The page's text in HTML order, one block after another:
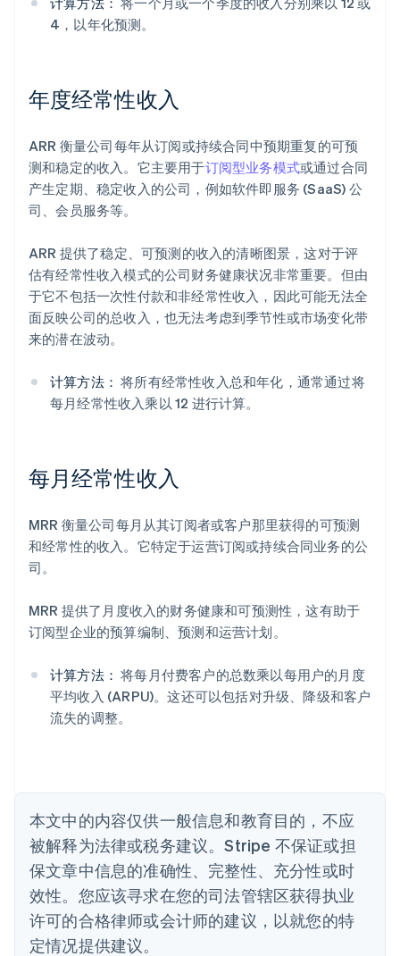
4，以年化预测。
年度经常性收入
ARR 衡量公司每年从订阅或持续合同中预期重复的可预
测和稳定的收入。它主要用于订阅型业务模式或通过合同
产生定期、稳定收入的公司，例如软件即服务 (SaaS) 公
司、会员服务等。
ARR 提供了稳定、可预测的收入的清晰图景，这对于评
估有经常性收入模式的公司财务健康状况非常重要。但由
于它不包括一次性付款和非经常性收入，因此可能无法全
面反映公司的总收入，也无法考虑到季节性或市场变化带
来的潜在波动。
计算方法： 将所有经常性收入总和年化，通常通过将
每月经常性收入乘以 12 进行计算。
每月经常性收入
MRR 衡量公司每月从其订阅者或客户那里获得的可预测
和经常性的收入。它特定于运营订阅或持续合同业务的公
司。
MRR 提供了月度收入的财务健康和可预测性，这有助于
订阅型企业的预算编制、预测和运营计划。
计算方法： 将每月付费客户的总数乘以每用户的月度
平均收入 (ARPU)。这还可以包括对升级、降级和客户
流失的调整。
本文中的内容仅供一般信息和教育目的，不应
被解释为法律或税务建议。Stripe 不保证或担
保文章中信息的准确性、完整性、充分性或时
效性。您应该寻求在您的司法管辖区获得执业
许可的合格律师或会计师的建议，以就您的特
定情况提供建议。
阿联酋
English
爱尔兰
English
奥地利
DeutschEnglish
English
巴西
PortuguêsEnglish
English
丹麦
English
德国
DeutschEnglish
法国
FrançaisEnglish